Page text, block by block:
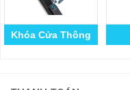
Khóa Cửa Thông